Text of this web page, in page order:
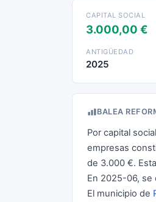
CAPITAL SOCIAL
3.000,00 €
ANTIGÜEDAD
2025
BALEA
Por capital
empresas
de 3.000 €.
En 2025-06, se
El municipio de